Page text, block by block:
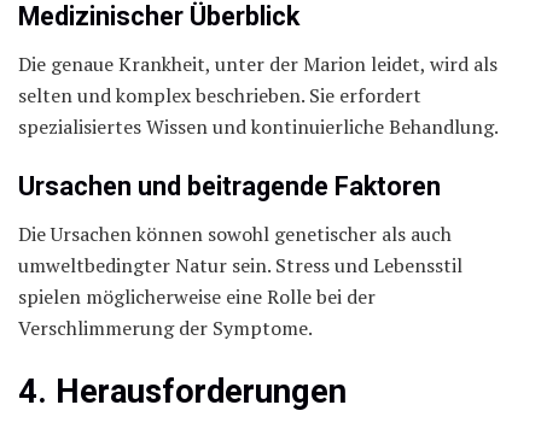
Medizinischer Überblick
Die genaue Krankheit, unter der Marion leidet, wird als
selten und komplex beschrieben. Sie erfordert
spezialisiertes Wissen und kontinuierliche Behandlung.
Ursachen und beitragende Faktoren
Die Ursachen können sowohl genetischer als auch
umweltbedingter Natur sein. Stress und Lebensstil
spielen möglicherweise eine Rolle bei der
Verschlimmerung der Symptome.
4. Herausforderungen